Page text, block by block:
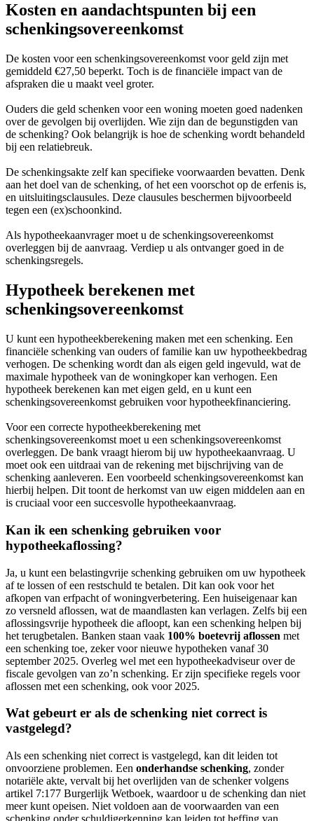
Kosten en aandachtspunten bij een
schenkingsovereenkomst
De kosten voor een schenkingsovereenkomst voor geld zijn met
gemiddeld €27,50 beperkt. Toch is de financiële impact van de
afspraken die u maakt veel groter.
Ouders die geld schenken voor een woning moeten goed nadenken
over de gevolgen bij overlijden. Wie zijn dan de begunstigden van
de schenking? Ook belangrijk is hoe de schenking wordt behandeld
bij een relatiebreuk.
De schenkingsakte zelf kan specifieke voorwaarden bevatten. Denk
aan het doel van de schenking, of het een voorschot op de erfenis is,
en uitsluitingsclausules. Deze clausules beschermen bijvoorbeeld
tegen een (ex)schoonkind.
Als hypotheekaanvrager moet u de schenkingsovereenkomst
overleggen bij de aanvraag. Verdiep u als ontvanger goed in de
schenkingsregels.
Hypotheek berekenen met
schenkingsovereenkomst
U kunt een hypotheekberekening maken met een schenking. Een
financiële schenking van ouders of familie kan uw hypotheekbedrag
verhogen. De schenking wordt dan als eigen geld ingevuld, wat de
maximale hypotheek van de woningkoper kan verhogen. Een
hypotheek berekenen kan met eigen geld, en u kunt een
schenkingsovereenkomst gebruiken voor hypotheekfinanciering.
Voor een correcte hypotheekberekening met
schenkingsovereenkomst moet u een schenkingsovereenkomst
overleggen. De bank vraagt hierom bij uw hypotheekaanvraag. U
moet ook een uitdraai van de rekening met bijschrijving van de
schenking aanleveren. Een voorbeeld schenkingsovereenkomst kan
hierbij helpen. Dit toont de herkomst van uw eigen middelen aan en
is cruciaal voor een succesvolle hypotheekaanvraag.
Kan ik een schenking gebruiken voor
hypotheekaflossing?
Ja, u kunt een belastingvrije schenking gebruiken om uw hypotheek
af te lossen of een restschuld te betalen. Dit kan ook voor het
afkopen van erfpacht of woningverbetering. Een huiseigenaar kan
zo versneld aflossen, wat de maandlasten kan verlagen. Zelfs bij een
aflossingsvrije hypotheek die afloopt, kan een schenking helpen bij
het terugbetalen. Banken staan vaak 100% boetevrij aflossen met
een schenking toe, zeker voor nieuwe hypotheken vanaf 30
september 2025. Overleg wel met een hypotheekadviseur over de
fiscale gevolgen van zo’n schenking. Er zijn specifieke regels voor
aflossen met een schenking, ook voor 2025.
Wat gebeurt er als de schenking niet correct is
vastgelegd?
Als een schenking niet correct is vastgelegd, kan dit leiden tot
onvoorziene problemen. Een onderhandse schenking, zonder
notariële akte, vervalt bij het overlijden van de schenker volgens
artikel 7:177 Burgerlijk Wetboek, waardoor u de schenking dan niet
meer kunt opeisen. Niet voldoen aan de voorwaarden van een
schenking onder schuldigerkenning kan leiden tot heffing van